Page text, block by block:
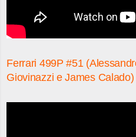
Ferrari 499P #51
Giovinazzi e James Calado)